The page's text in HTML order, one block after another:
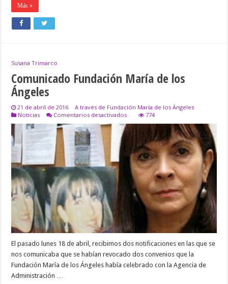
Más »
Susana Trimarco
Comunicado Fundación María de los
Ángeles
21 de abril de 2016
A través de Fundación María de los Ángeles
Noticias
Comentarios desactivadosen
Comunicado
Fundación
los
Ángeles
774
El pasado lunes 18 de abril, recibimos dos notificaciones en las que se
nos comunicaba que se habían revocado dos convenios que la
Fundación María de los Ángeles había celebrado con la Agencia de
Administración …